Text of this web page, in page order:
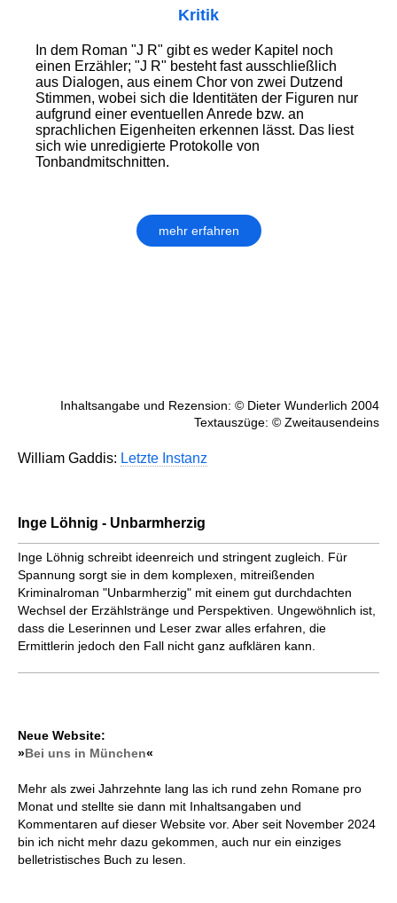
Kritik
In dem Roman "J R" gibt es weder Kapitel noch
einen Erzähler; "J R" besteht fast ausschließlich
aus Dialogen, aus einem Chor von zwei Dutzend
Stimmen, wobei sich die Identitäten der Figuren nur
aufgrund einer eventuellen Anrede bzw. an
sprachlichen Eigenheiten erkennen lässt. Das liest
sich wie unredigierte Protokolle von
Tonbandmitschnitten.
mehr erfahren
Inhaltsangabe und Rezension: © Dieter Wunderlich 2004
Textauszüge: © Zweitausendeins
William Gaddis: Letzte Instanz
Inge Löhnig - Unbarmherzig
Inge Löhnig schreibt ideenreich und stringent zugleich. Für
Spannung sorgt sie in dem komplexen, mitreißenden
Kriminalroman "Unbarmherzig" mit einem gut durchdachten
Wechsel der Erzählstränge und Perspektiven. Ungewöhnlich ist,
dass die Leserinnen und Leser zwar alles erfahren, die
Ermittlerin jedoch den Fall nicht ganz aufklären kann.
Neue Website:
»Bei uns in München«
Mehr als zwei Jahrzehnte lang las ich rund zehn Romane pro
Monat und stellte sie dann mit Inhaltsangaben und
Kommentaren auf dieser Website vor. Aber seit November 2024
bin ich nicht mehr dazu gekommen, auch nur ein einziges
belletristisches Buch zu lesen.